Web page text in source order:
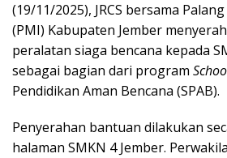
(19/11/2025), JRCS bersama
(PMI) Kabupaten Jember
peralatan siaga bencana kepada
sebagai bagian dari program
Pendidikan Aman Bencana (SPAB).
Penyerahan bantuan dilakukan
halaman SMKN 4 Jember.